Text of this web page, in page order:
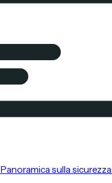
Panoramica sulla sicurezza